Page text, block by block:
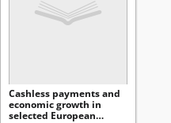
Cashless payments and
economic growth in
selected European